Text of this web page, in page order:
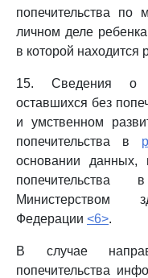
попечительства по
личном деле
в которой находится
15. Сведения о
оставшихся без
и умственном
попечительства в
основании данных,
попечительства
Министерством
Федерации <6>.
В случае
попечительства